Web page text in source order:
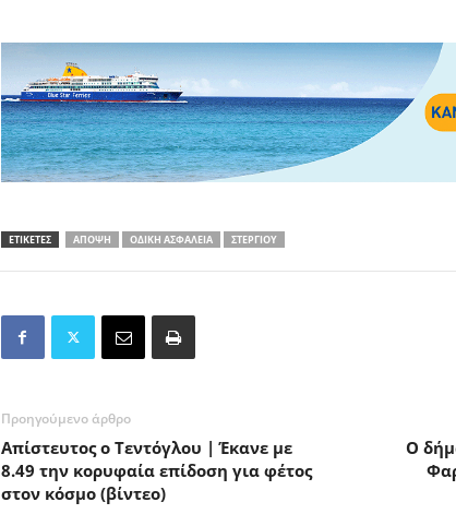
ΕΤΙΚΕΤΕΣ ΑΠΟΨΗ ΟΔΙΚΗ ΑΣΦΑΛΕΙΑ ΣΤΕΡΓΙΟΥ
Προηγούμενο άρθρο
Απίστευτος ο Τεντόγλου | Έκανε με
8.49 την κορυφαία επίδοση για φέτος
στον κόσμο (βίντεο)
Ο